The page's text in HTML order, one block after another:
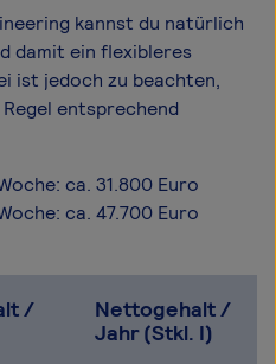
kannst du natürlich
damit ein flexibleres
ist jedoch zu beachten,
entsprechend
ca. 31.800 Euro
ca. 47.700 Euro
/
Nettogehalt /
Jahr (Stkl. I)